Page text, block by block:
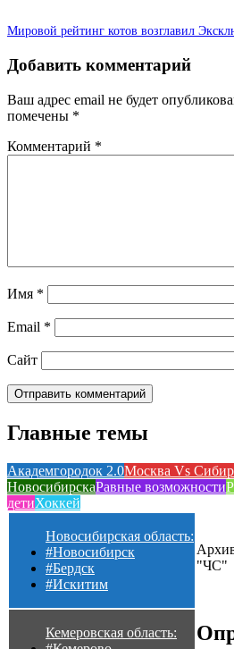
Мировой рейтинг котов возглавил
Добавить комментарий
Ваш адрес email не будет
помечены *
Комментарий *
Имя *
Email *
Сайт
Главные темы
Академгородок 2.0Москва Vs
НовосибирскаРавные возможности
детиХоккей
Новосибирская область:
#Новосибирск
#Бердск
#Искитим
Кемеровская область:
"ЧС"